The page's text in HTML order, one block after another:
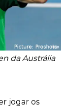
da Austrália
jogar os